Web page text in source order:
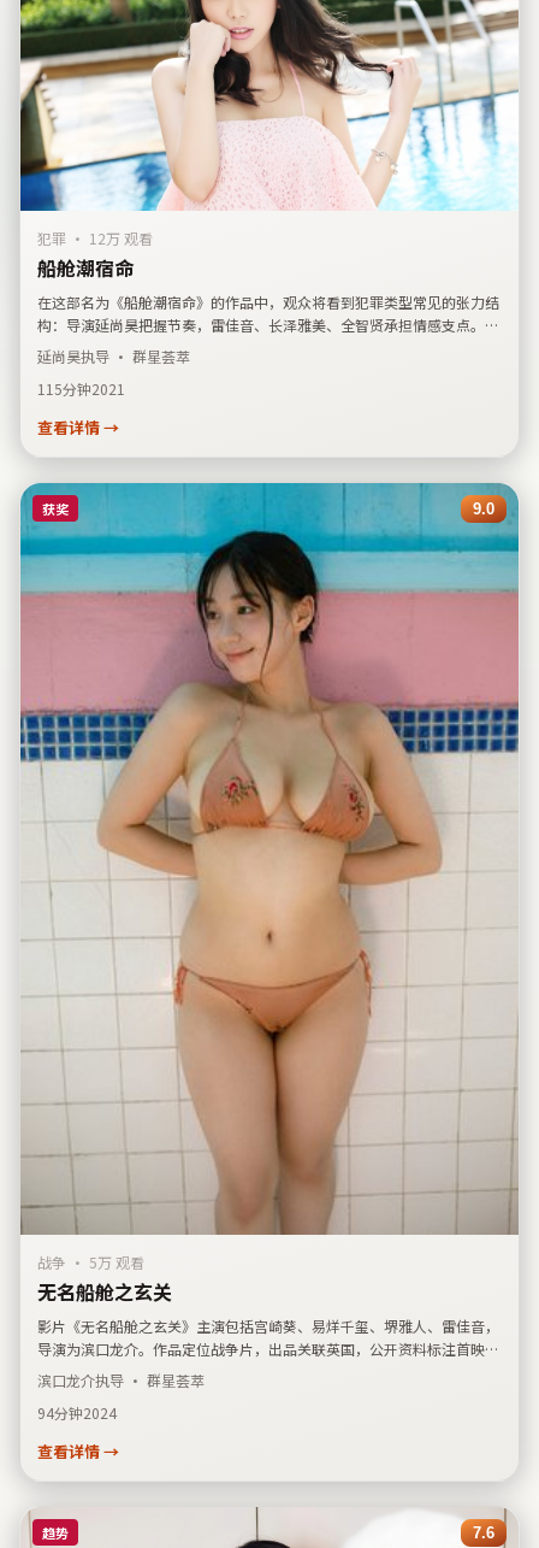
犯罪 · 12万 观看
船舱潮宿命
在这部名为《船舱潮宿命》的作品中，观众将看到犯罪类型常见的张力结
构：导演延尚昊把握节奏，雷佳音、长泽雅美、全智贤承担情感支点。影
片登记上映时间为2021年1月19日，发行关联美国。剧情简介强调偶然事
件如何改写人际关系，可作为检索同类题材时的横向参考。
延尚昊执导 · 群星荟萃
115分钟2021
查看详情 →
获奖 9.0
战争 · 5万 观看
无名船舱之玄关
影片《无名船舱之玄关》主演包括宫崎葵、易烊千玺、堺雅人、雷佳音，
导演为滨口龙介。作品定位战争片，出品关联英国，公开资料标注首映日
期为2024年2月26日。简介侧重人物关系与城市空间的交错描写，适合喜
爱华语口碑条目与主创检索、并偏好国产影视结构化展示的用户延伸阅
读。
滨口龙介执导 · 群星荟萃
94分钟2024
查看详情 →
趋势 7.6